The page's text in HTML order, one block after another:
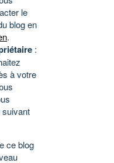
le
blog en
.
:
à votre
ce blog